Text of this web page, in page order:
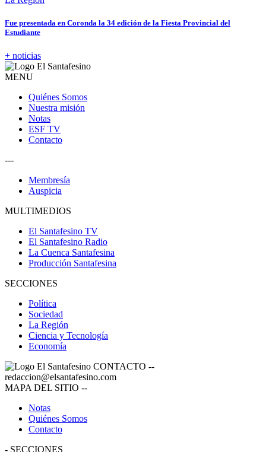
Fue presentada en Coronda la 34 edición de la Fiesta Provincial del
Estudiante
+ noticias
MENU
Quiénes Somos
Nuestra misión
Notas
ESF TV
Contacto
---
Membresía
Auspicia
MULTIMEDIOS
El Santafesino TV
El Santafesino Radio
La Cuenca Santafesina
Producción Santafesina
SECCIONES
Política
Sociedad
La Región
Ciencia y Tecnología
Economía
CONTACTO --
redaccion@elsantafesino.com
MAPA DEL SITIO --
Notas
Quiénes Somos
Contacto
- SECCIONES